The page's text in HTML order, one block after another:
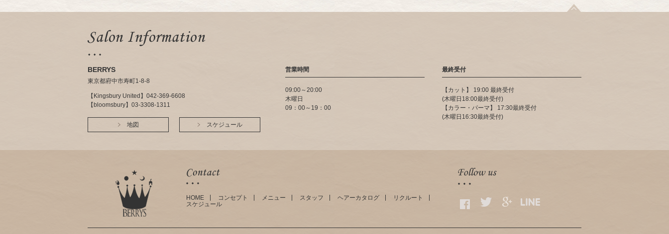
BERRYS
東京都府中市寿町1-8-8
【Kingsbury United】042-369-6608
【bloomsbury】03-3308-1311
地図 スケジュール
営業時間
09:00～20:00
木曜日
09：00～19：00
最終受付
【カット】 19:00 最終受付
(木曜日18:00最終受付)
【カラー・パーマ】 17:30最終受付
(木曜日16:30最終受付)
HOME コンセプト メニュー スタッフ ヘアーカタログ
リクルート
スケジュール